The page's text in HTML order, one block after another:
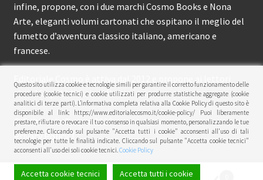
infine, propone, con i due marchi Cosmo Books e Nona
Arte, eleganti volumi cartonati che ospitano il meglio del
fumetto d’avventura classico italiano, americano e
francese.
circa 150 pubblicazioni l’anno.
© Editoriale Cosmo 2026
Privacy Policy
Questo sito utilizza cookie e tecnologie simili per garantire il corretto funzionamento delle
procedure (cookie tecnici) e cookie utilizzati per produrre statistiche aggregate (cookie
analitici di terze parti). L’informativa completa relativa alla Cookie Policy di questo sito è
disponibile al link: https://www.editorialecosmo.it/cookie-policy/ Puoi liberamente
prestare, rifiutare o revocare il tuo consenso in qualsiasi momento, personalizzando le tue
preferenze. Cliccando sul pulsante "Accetta tutti i cookie" acconsenti all'uso di tali
tecnologie per tutte le finalità indicate. Cliccando sul pulsante "Accetta cookie tecnici"
acconsenti all'uso dei soli cookie tecnici.Cookie Policy
Accetta cookie tecnici Accetta tutti i cookie